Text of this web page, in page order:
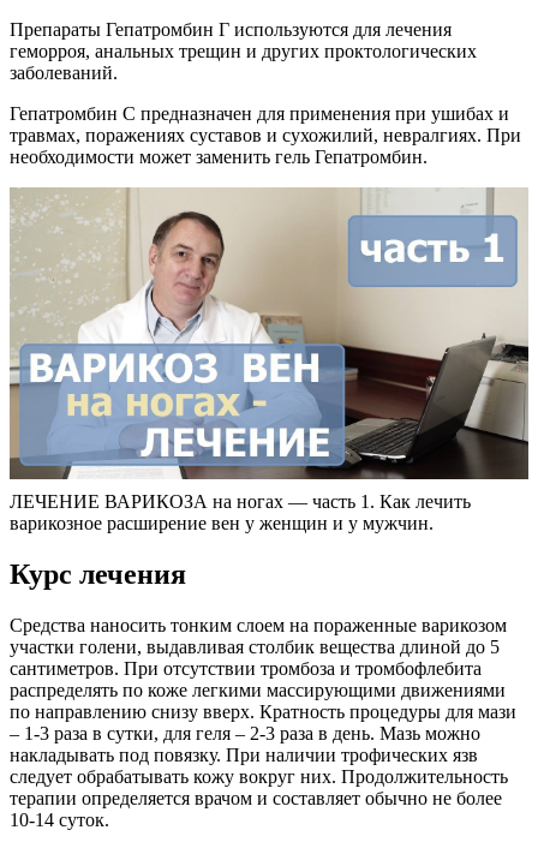
Препараты Гепатромбин Г используются для лечения
геморроя, анальных трещин и других проктологических
заболеваний.
Гепатромбин С предназначен для применения при ушибах и
травмах, поражениях суставов и сухожилий, невралгиях. При
необходимости может заменить гель Гепатромбин.
ЛЕЧЕНИЕ ВАРИКОЗА на ногах — часть 1. Как лечить
варикозное расширение вен у женщин и у мужчин.
Курс лечения
Средства наносить тонким слоем на пораженные варикозом
участки голени, выдавливая столбик вещества длиной до 5
сантиметров. При отсутствии тромбоза и тромбофлебита
распределять по коже легкими массирующими движениями
по направлению снизу вверх. Кратность процедуры для мази
– 1-3 раза в сутки, для геля – 2-3 раза в день. Мазь можно
накладывать под повязку. При наличии трофических язв
следует обрабатывать кожу вокруг них. Продолжительность
терапии определяется врачом и составляет обычно не более
10-14 суток.